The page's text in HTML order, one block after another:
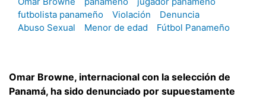
futbolista panameño
Violación
Denuncia
Abuso Sexual
Menor de edad Fútbol Panameño
Omar Browne, internacional con la selección de
Panamá, ha sido denunciado por supuestamente